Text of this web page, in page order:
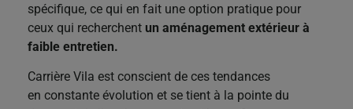
spécifique, ce qui en fait une option pratique pour
ceux qui recherchent un aménagement extérieur à
faible entretien.
Carrière Vila est conscient de ces tendances
en constante évolution et se tient à la pointe du